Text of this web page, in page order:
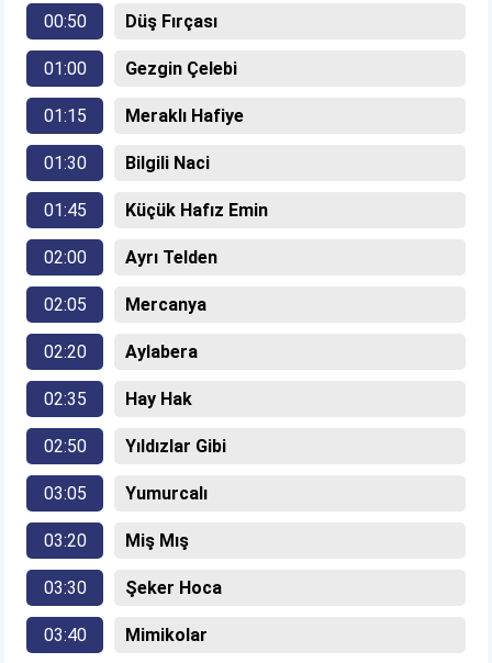
00:50 Düş Fırçası
01:00 Gezgin Çelebi
01:15 Meraklı Hafiye
01:30 Bilgili Naci
01:45 Küçük Hafız Emin
02:00 Ayrı Telden
02:05 Mercanya
02:20 Aylabera
02:35 Hay Hak
02:50 Yıldızlar Gibi
03:05 Yumurcalı
03:20 Miş Mış
03:30 Şeker Hoca
03:40 Mimikolar